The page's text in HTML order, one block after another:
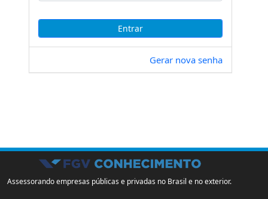
Gerar nova senha
Assessorando empresas públicas e privadas no Brasil e no exterior.